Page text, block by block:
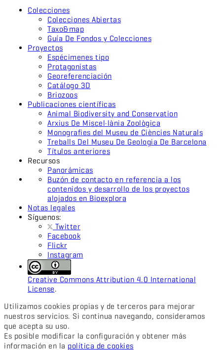
Colecciones
Colecciones Abiertas
Taxo&map
Guía De Fondos y Colecciones
Proyectos
Espécimenes tipo
Protagonistas
Georeferenciación
Catálogo 3D
Briozoos
Publicaciones científicas
Animal Biodiversity and Conservation
Arxius De Miscel·lània Zoològica
Monografies del Museu de Ciències Naturals
Treballs Del Museu De Geologia De Barcelona
Títulos anteriores
Recursos
Panorámicas
Buzón de contacto en referencia a los
contenidos y desarrollo de los proyectos
alojados en Bioexplora
Notas legales
Síguenos:
Twitter
Facebook
Flickr
Instagram
Creative Commons Attribution 4.0 International
License.
Utilizamos cookies propias y de terceros para mejorar
nuestros servicios. Si continua navegando, consideramos
que acepta su uso.
Es posible modificar la configuración y obtener más
información en la política de cookies